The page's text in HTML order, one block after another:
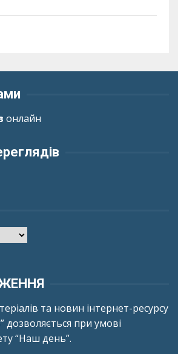
онлайн
та новин інтернет-ресурсу
дозволяється при умові
“Наш день”.